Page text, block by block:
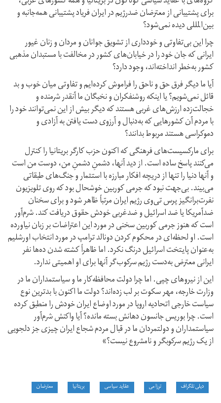
برای پشتیبانی از معترضان ضدرژیم در ایران فریاد پشتیبانی همه‌جانبه و
بین‌المللی دیده نمی‌شود؟
چرا این بی‌تفاوتی و خودداری از تشویق جوانان و مردان و زنان غیور
ایرانی که جان خود را در خیابان‌های کشور در مخالفت با مستبدان مذهبی
کشور به‌خطر انداخته‌اند، وجود دارد؟
آیا ما دیگر فرق حق و ناحق را فراموش کرده‌ایم و تفاوتی میان خوب و بد
قائل نمی‌شویم؟ یا اینکه روشنفکران و نخبگان ما آنقدر شرمنده و
خجالت‌زده ارزش‌های غربی هستند که دیگر بیش از این نمی‌توانند خود را
با مردم آن کشورهایی که به‌دنبال و آرزوی دست یافتن به آزادی و
دموکراسی هستند مربوط بدانند؟
برای مارکسیست‌های فرهنگی که اکنون حزب کارگر بریتانیا را کنترل
می‌کنند پاسخ ساده است. از دید آنها، دشمنِ دشمنِ من، دوست من است
و آنها دنیا را تنها از دریچه افکار مبارزه با استثمار و جنگ‌های طبقاتی
می‌بیند. بی‌جهت نبود که جرمی کوربین خوشحال بود که روی تلویزیون
نفرت‌برانگیز پرس تی‌وی رژیم ایران مرتباً ظاهر شود و برای سخنان
ضدآمریکا یا ضد اسرائیل و ضد‌غربی خودش حقوق دریافت کند. شرم‌آور
است که هنوز جرمی کوربین سخنی در مورد این اعتراضات بر زبان نیاورده
است. او لحظه‌ای در محکوم کردن دونالد ترامپ در مورد انتخاب اورشلیم
به‌عنوان پایتخت اسرائیل درنگ نکرد. اما ظاهراً کشته شدن ده‌ها نفر
ایرانی معترض به‌دست رژیم سرکوب‌گر آنها برای او اهمیتی ندارد.
این از نیروهای چپی. اما چرا دولت محافظه‌کار ما و سیاستمداران ما در
وزارت خارجه، مهر سکوت بر لب زده‌اند؟ دولت ما اکنون با بدترین نوع
سیاست خارجی اتحادیه اروپا در مورد اوضاع ایران خودش را منطبق کرده
است. چرا بوریس جانسون دهانش بسته مانده؟ آیا واکنش شرم‌آور
سیاستمداران و دولتمردان ما در قبال مردم شجاع ایران چیزی جز دلجویی
از یک رژیم سرکوبگر و نامشروع نیست؟»
دیلی تلگراف ترزا می عقاید سیاسی بریتانیا معترضان